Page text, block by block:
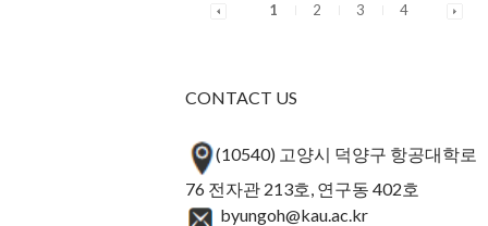
1 2 3 4
CONTACT US
(10540) 고양시 덕양구 항공대학로
76 전자관 213호, 연구동 402호
byungoh@kau.ac.kr